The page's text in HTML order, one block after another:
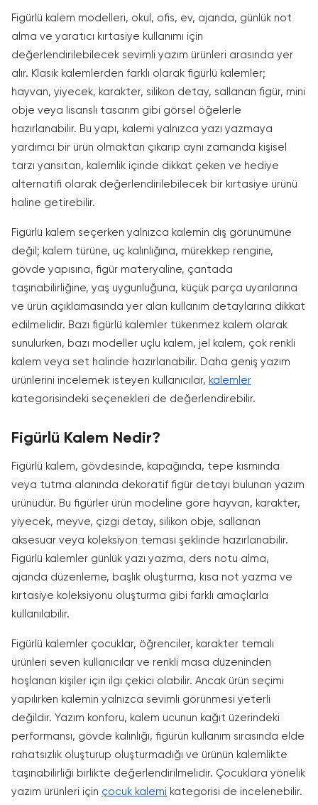
Figürlü kalem modelleri, okul, ofis, ev, ajanda, günlük not
alma ve yaratıcı kırtasiye kullanımı için
değerlendirilebilecek sevimli yazım ürünleri arasında yer
alır. Klasik kalemlerden farklı olarak figürlü kalemler;
hayvan, yiyecek, karakter, silikon detay, sallanan figür, mini
obje veya lisanslı tasarım gibi görsel öğelerle
hazırlanabilir. Bu yapı, kalemi yalnızca yazı yazmaya
yardımcı bir ürün olmaktan çıkarıp aynı zamanda kişisel
tarzı yansıtan, kalemlik içinde dikkat çeken ve hediye
alternatifi olarak değerlendirilebilecek bir kırtasiye ürünü
haline getirebilir.
Figürlü kalem seçerken yalnızca kalemin dış görünümüne
değil; kalem türüne, uç kalınlığına, mürekkep rengine,
gövde yapısına, figür materyaline, çantada
taşınabilirliğine, yaş uygunluğuna, küçük parça uyarılarına
ve ürün açıklamasında yer alan kullanım detaylarına dikkat
edilmelidir. Bazı figürlü kalemler tükenmez kalem olarak
sunulurken, bazı modeller uçlu kalem, jel kalem, çok renkli
kalem veya set halinde hazırlanabilir. Daha geniş yazım
ürünlerini incelemek isteyen kullanıcılar, kalemler
kategorisindeki seçenekleri de değerlendirebilir.
Figürlü Kalem Nedir?
Figürlü kalem, gövdesinde, kapağında, tepe kısmında
veya tutma alanında dekoratif figür detayı bulunan yazım
ürünüdür. Bu figürler ürün modeline göre hayvan, karakter,
yiyecek, meyve, çizgi detay, silikon obje, sallanan
aksesuar veya koleksiyon teması şeklinde hazırlanabilir.
Figürlü kalemler günlük yazı yazma, ders notu alma,
ajanda düzenleme, başlık oluşturma, kısa not yazma ve
kırtasiye koleksiyonu oluşturma gibi farklı amaçlarla
kullanılabilir.
Figürlü kalemler çocuklar, öğrenciler, karakter temalı
ürünleri seven kullanıcılar ve renkli masa düzeninden
hoşlanan kişiler için ilgi çekici olabilir. Ancak ürün seçimi
yapılırken kalemin yalnızca sevimli görünmesi yeterli
değildir. Yazım konforu, kalem ucunun kağıt üzerindeki
performansı, gövde kalınlığı, figürün kullanım sırasında elde
rahatsızlık oluşturup oluşturmadığı ve ürünün kalemlikte
taşınabilirliği birlikte değerlendirilmelidir. Çocuklara yönelik
yazım ürünleri için çocuk kalemi kategorisi de incelenebilir.